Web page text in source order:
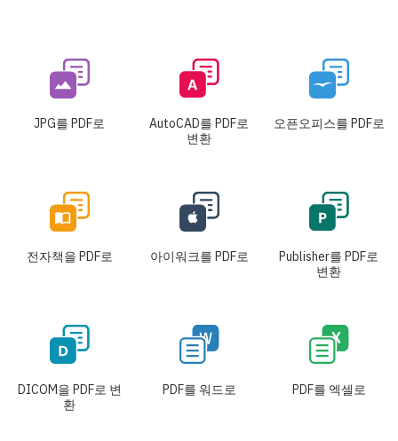
JPG를 PDF로
AutoCAD를 PDF로
변환
오픈오피스를 PDF로
전자책을 PDF로 아이워크를 PDF로
Publisher를 PDF로
변환
DICOM을 PDF로 변
환
PDF를 워드로 PDF를 엑셀로